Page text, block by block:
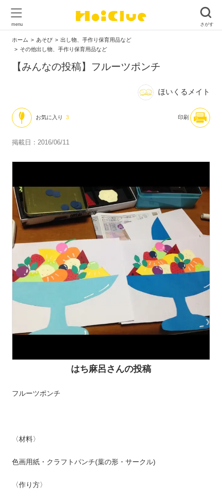
ホーム あそび
出し物、手作り保育用品など
その他出し物、手作り保育用品など
【みんなの投稿】フルーツポンチ
ほいくるメイト
お気に入り 3 印刷
掲載日：2016/06/11
はち麻呂さんの投稿
フルーツポンチ
〈材料〉
色画用紙・クラフトパンチ(葉の形・サークル)
〈作り方〉